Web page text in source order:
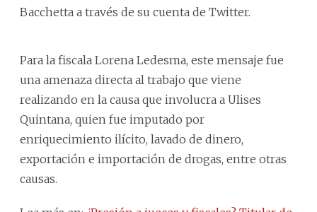
Bacchetta a través de su cuenta de Twitter.
Para la fiscala Lorena Ledesma, este mensaje fue
una amenaza directa al trabajo que viene
realizando en la causa que involucra a Ulises
Quintana, quien fue imputado por
enriquecimiento ilícito, lavado de dinero,
exportación e importación de drogas, entre otras
causas.